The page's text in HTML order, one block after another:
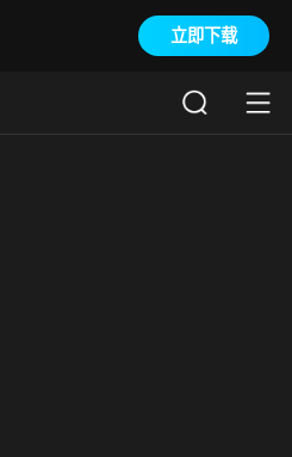
立即下载